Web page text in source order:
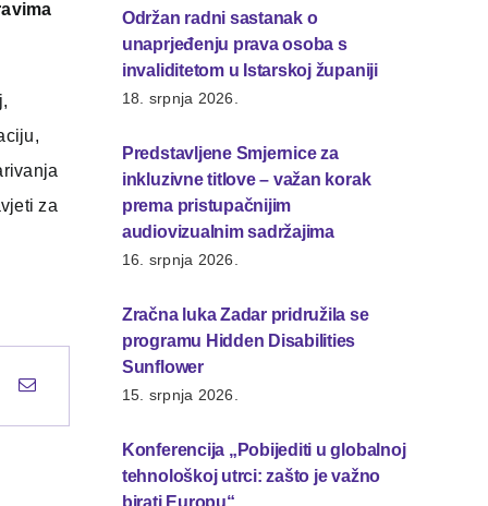
za
Održan radni sastanak o
unaprjeđenju prava osoba s
invaliditetom u Istarskoj županiji
18. srpnja 2026.
Predstavljene Smjernice za
inkluzivne titlove – važan korak
prema pristupačnijim
audiovizualnim sadržajima
16. srpnja 2026.
Zračna luka Zadar pridružila se
programu Hidden Disabilities
Sunflower
15. srpnja 2026.
Konferencija „Pobijediti u globalnoj
tehnološkoj utrci: zašto je važno
birati Europu“